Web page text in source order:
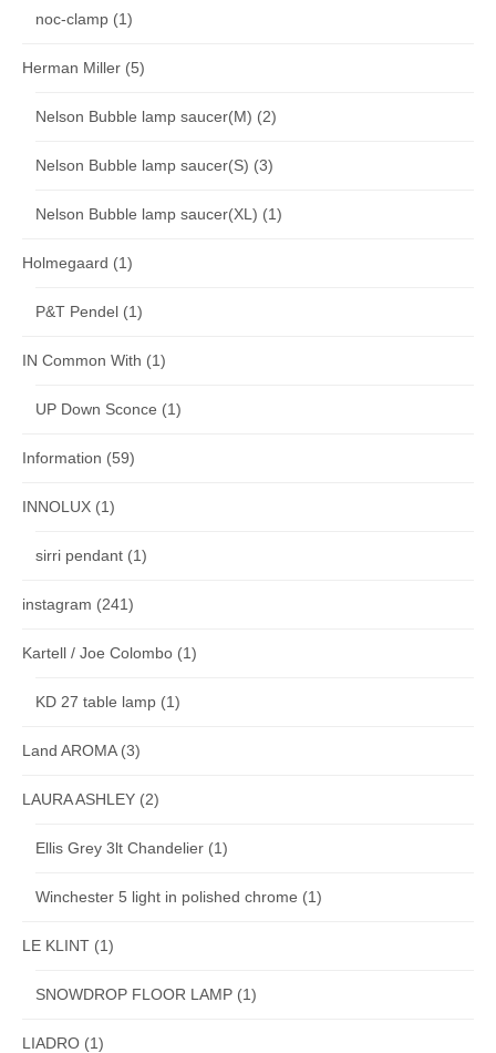
noc-clamp (1)
Herman Miller (5)
Nelson Bubble lamp saucer(M) (2)
Nelson Bubble lamp saucer(S) (3)
Nelson Bubble lamp saucer(XL) (1)
Holmegaard (1)
P&T Pendel (1)
IN Common With (1)
UP Down Sconce (1)
Information (59)
INNOLUX (1)
sirri pendant (1)
instagram (241)
Kartell / Joe Colombo (1)
KD 27 table lamp (1)
Land AROMA(3)
LAURA ASHLEY (2)
Ellis Grey 3lt Chandelier (1)
Winchester 5 light in polished chrome (1)
LE KLINT (1)
SNOWDROP FLOOR LAMP (1)
LIADRO (1)